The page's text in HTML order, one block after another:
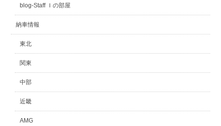
blog-Staff Ｉの部屋
納車情報
東北
関東
中部
近畿
AMG